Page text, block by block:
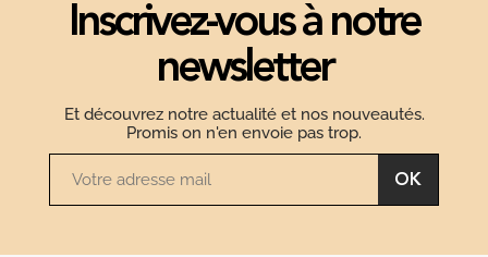
Inscrivez-vous à notre
newsletter
Et découvrez notre actualité et nos nouveautés.
Promis on n'en envoie pas trop.
OK